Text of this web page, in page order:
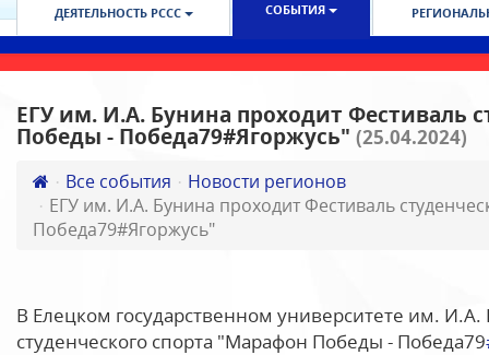
ДЕЯТЕЛЬНОСТЬ РССС СОБЫТИЯ
ЕГУ им. И.А. Бунина проходит Фестиваль
Победы - Победа79#Ягоржусь" (25.04.2024)
Все события
Новости регионов
ЕГУ им. И.А. Бунина проходит Фестиваль
Победа79#Ягоржусь"
В Елецком государственном университете им.
студенческого спорта "Марафон Победы - Победа79